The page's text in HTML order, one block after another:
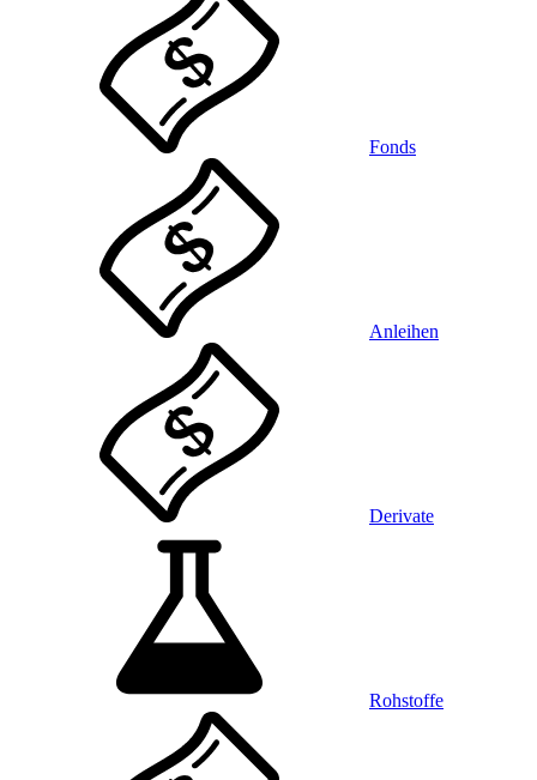
Fonds
Anleihen
Derivate
Rohstoffe